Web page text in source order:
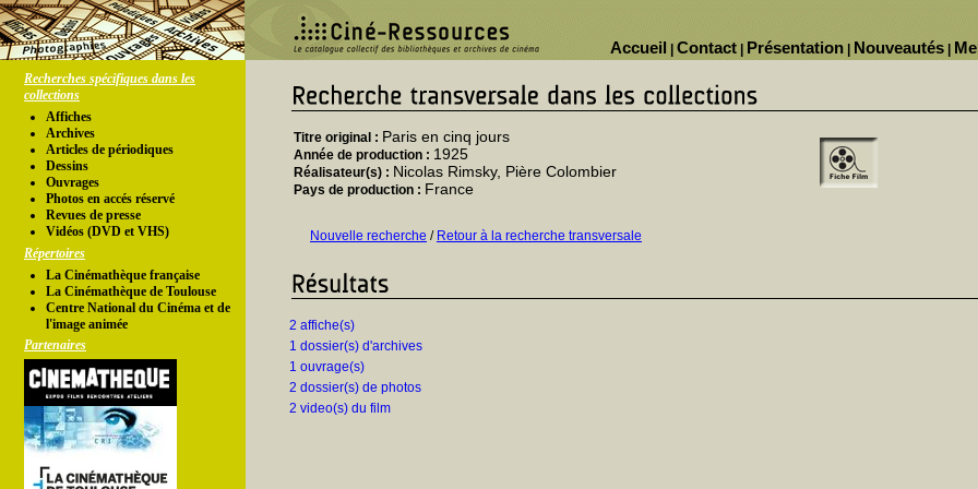
Nouveautés
Présentation
Contact
Accueil
Recherches spécifiques dans les
collections
Affiches
Archives
Articles de périodiques
Dessins
Ouvrages
Photos en accés réservé
Revues de presse
Vidéos (DVD et VHS)
Répertoires
La Cinémathèque française
La Cinémathèque de Toulouse
Centre National du Cinéma et de
l'image animée
Partenaires
Titre original : Paris en cinq jours
Année de production : 1925
Réalisateur(s) : Nicolas Rimsky, Pière Colombier
Pays de production : France
Nouvelle recherche / Retour à la recherche transversale
2 affiche(s)
1 dossier(s) d'archives
1 ouvrage(s)
2 dossier(s) de photos
2 video(s) du film